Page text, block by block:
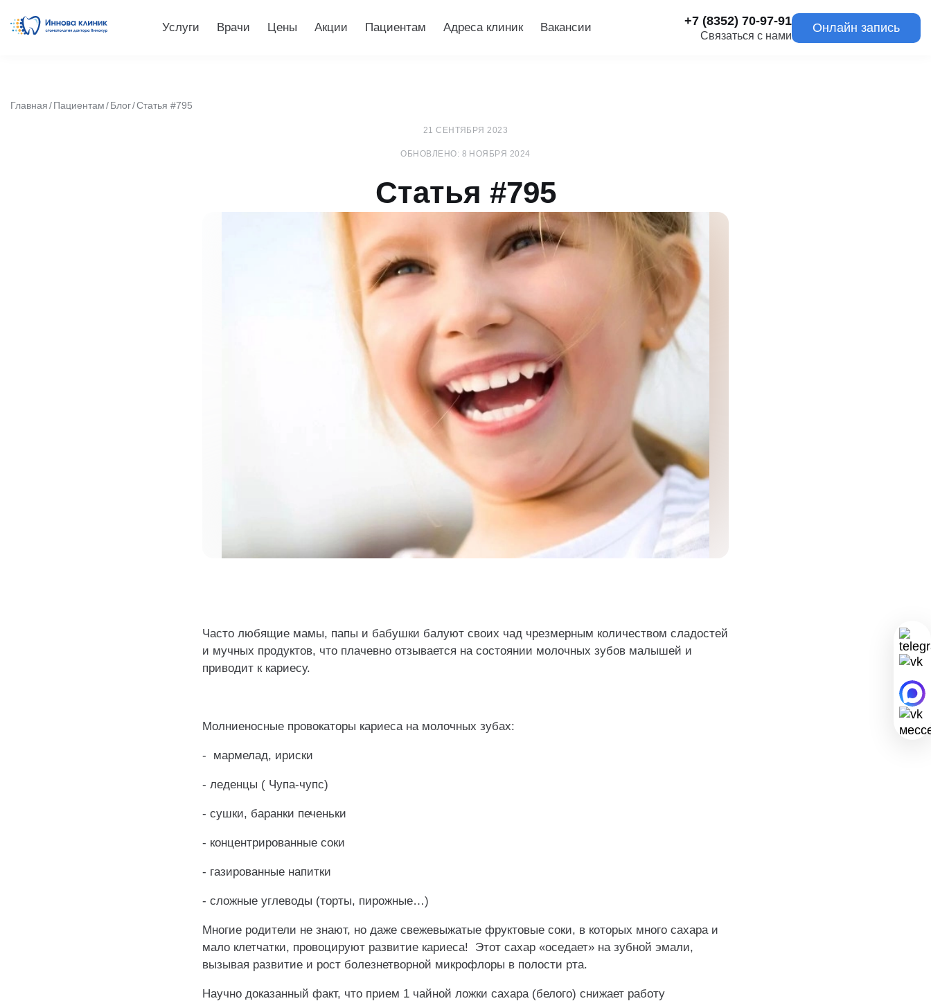
Услуги Врачи Цены Акции Пациентам Адреса клиник Вакансии +7 (8352) 70-97-91
Связаться с нами
Онлайн запись
Главная Пациентам Блог Статья #795
21 СЕНТЯБРЯ 2023
ОБНОВЛЕНО: 8 НОЯБРЯ 2024
Статья #795
Часто любящие мамы, папы и бабушки балуют своих чад чрезмерным количеством сладостей
и мучных продуктов, что плачевно отзывается на состоянии молочных зубов малышей и
приводит к кариесу.
Молниеносные провокаторы кариеса на молочных зубах:
- мармелад, ириски
- леденцы ( Чупа-чупс)
- сушки, баранки печеньки
- концентрированные соки
- газированные напитки
- сложные углеводы (торты, пирожные…)
Многие родители не знают, но даже свежевыжатые фруктовые соки, в которых много сахара и
мало клетчатки, провоцируют развитие кариеса! Этот сахар «оседает» на зубной эмали,
вызывая развитие и рост болезнетворной микрофлоры в полости рта.
Научно доказанный факт, что прием 1 чайной ложки сахара (белого) снижает работу